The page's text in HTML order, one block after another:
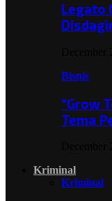
Legato
Bisnis
“Grow
Tema
Kriminal
Kriminal